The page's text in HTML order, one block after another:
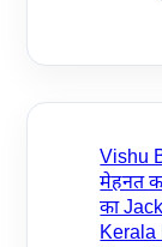
Vishu
मेहनत
का
Kerala